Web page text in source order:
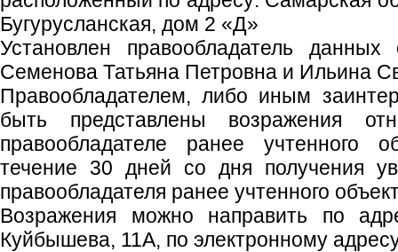
Бугурусланская, дом 2 «Д»
Установлен правообладатель данных
Семенова Татьяна Петровна и Ильина
Правообладателем, либо иным
быть представлены возражения
правообладателе ранее учтенного
течение 30 дней со дня получения
правообладателя ранее учтенного
Возражения можно направить по
Куйбышева, 11А, по электронному